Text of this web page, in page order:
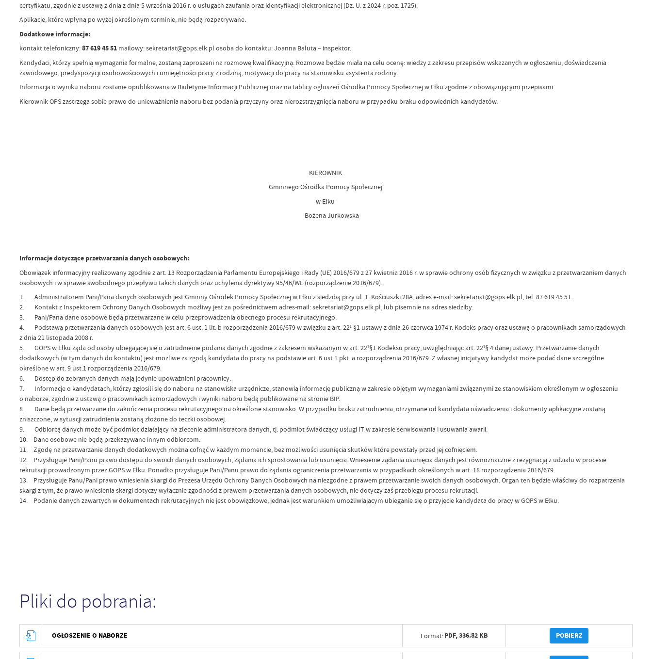
certyfikatu, zgodnie z ustawą z dnia z dnia 5 września 2016 r. o usługach zaufania oraz identyfikacji elektronicznej (Dz. U. z 2024 r. poz. 1725).
Aplikacje, które wpłyną po wyżej określonym terminie, nie będą rozpatrywane.
Dodatkowe informacje:
kontakt telefoniczny:87 619 45 51mailowy: sekretariat@gops.elk.pl osoba do kontaktu: Joanna Baluta – inspektor.
Kandydaci, którzy spełnią wymagania formalne, zostaną zaproszeni na rozmowę kwalifikacyjną. Rozmowa będzie miała na celu ocenę: wiedzy z zakresu przepisów wskazanych w ogłoszeniu, doświadczenia
zawodowego, predyspozycji osobowościowych i umiejętności pracy z rodziną, motywacji do pracy na stanowisku asystenta rodziny.
Informacja o wyniku naboru zostanie opublikowana w Biuletynie Informacji Publicznej oraz na tablicy ogłoszeń Ośrodka Pomocy Społecznej w Ełku zgodnie z obowiązującymi przepisami.
Kierownik OPS zastrzega sobie prawo do unieważnienia naboru bez podania przyczyny oraz nierozstrzygnięcia naboru w przypadku braku odpowiednich kandydatów.
KIEROWNIK
Gminnego Ośrodka Pomocy Społecznej
w Ełku
Bożena Jurkowska
Informacje dotyczące przetwarzania danych osobowych:
Obowiązek informacyjny realizowany zgodnie z art. 13 Rozporządzenia Parlamentu Europejskiego i Rady (UE) 2016/679 z 27 kwietnia 2016 r. w sprawie ochrony osób fizycznych w związku z przetwarzaniem danych
osobowych i w sprawie swobodnego przepływu takich danych oraz uchylenia dyrektywy 95/46/WE (rozporządzenie 2016/679).
1. Administratorem Pani/Pana danych osobowych jest Gminny Ośrodek Pomocy Społecznej w Ełku z siedzibą przy ul. T. Kościuszki 28A, adres e-mail: sekretariat@gops.elk.pl, tel. 87 619 45 51.
2. Kontakt z Inspektorem Ochrony Danych Osobowych możliwy jest za pośrednictwem adres-mail: sekretariat@gops.elk.pl, lub pisemnie na adres siedziby.
3. Pani/Pana dane osobowe będą przetwarzane w celu przeprowadzenia obecnego procesu rekrutacyjnego.
4. Podstawą przetwarzania danych osobowych jest art. 6 ust. 1 lit. b rozporządzenia 2016/679 w związku z art. 22¹ §1 ustawy z dnia 26 czerwca 1974 r. Kodeks pracy oraz ustawą o pracownikach samorządowych
z dnia 21 listopada 2008 r.
5. GOPS w Ełku żąda od osoby ubiegającej się o zatrudnienie podania danych zgodnie z zakresem wskazanym w art. 22¹§1 Kodeksu pracy, uwzględniając art. 22¹§ 4 danej ustawy. Przetwarzanie danych
dodatkowych (w tym danych do kontaktu) jest możliwe za zgodą kandydata do pracy na podstawie art. 6 ust.1 pkt. a rozporządzenia 2016/679. Z własnej inicjatywy kandydat może podać dane szczególne
określone w art. 9 ust.1 rozporządzenia 2016/679.
6. Dostęp do zebranych danych mają jedynie upoważnieni pracownicy.
7. Informacje o kandydatach, którzy zgłosili się do naboru na stanowiska urzędnicze, stanowią informację publiczną w zakresie objętym wymaganiami związanymi ze stanowiskiem określonym w ogłoszeniu
o naborze, zgodnie z ustawą o pracownikach samorządowych i wyniki naboru będą publikowane na stronie BIP.
8. Dane będą przetwarzane do zakończenia procesu rekrutacyjnego na określone stanowisko. W przypadku braku zatrudnienia, otrzymane od kandydata oświadczenia i dokumenty aplikacyjne zostaną
zniszczone, w sytuacji zatrudnienia zostaną złożone do teczki osobowej.
9. Odbiorcą danych może być podmiot działający na zlecenie administratora danych, tj. podmiot świadczący usługi IT w zakresie serwisowania i usuwania awarii.
10. Dane osobowe nie będą przekazywane innym odbiorcom.
11. Zgodę na przetwarzanie danych dodatkowych można cofnąć w każdym momencie, bez możliwości usunięcia skutków które powstały przed jej cofnięciem.
12. Przysługuje Pani/Panu prawo dostępu do swoich danych osobowych, żądania ich sprostowania lub usunięcia. Wniesienie żądania usunięcia danych jest równoznaczne z rezygnacją z udziału w procesie
rekrutacji prowadzonym przez GOPS w Ełku. Ponadto przysługuje Pani/Panu prawo do żądania ograniczenia przetwarzania w przypadkach określonych w art. 18 rozporządzenia 2016/679.
13. Przysługuje Panu/Pani prawo wniesienia skargi do Prezesa Urzędu Ochrony Danych Osobowych na niezgodne z prawem przetwarzanie swoich danych osobowych. Organ ten będzie właściwy do rozpatrzenia
skargi z tym, że prawo wniesienia skargi dotyczy wyłącznie zgodności z prawem przetwarzania danych osobowych, nie dotyczy zaś przebiegu procesu rekrutacji.
14. Podanie danych zawartych w dokumentach rekrutacyjnych nie jest obowiązkowe, jednak jest warunkiem umożliwiającym ubieganie się o przyjęcie kandydata do pracy w GOPS w Ełku.
Pliki do pobrania:
OGŁOSZENIE O NABORZE Format:PDF,336.82 KB POBIERZ